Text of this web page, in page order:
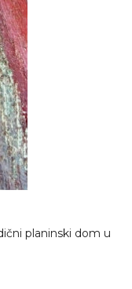
planinski dom u